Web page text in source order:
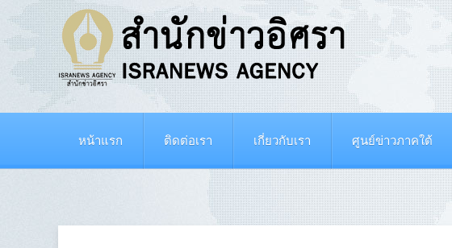
หน้าแรก ติดต่อเรา เกี่ยวกับเรา ศูนย์ข่าวภาคใต้